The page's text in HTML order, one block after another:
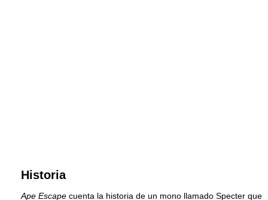
Historia
Ape Escape cuenta la historia de un mono llamado Specter que